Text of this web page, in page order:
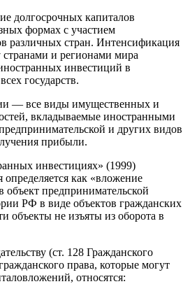
долгосрочных капиталов
формах с участием
различных стран. Интенсификация
и регионами мира
инвестиций в
государств.
— все виды имущественных и
вкладываемые иностранными
и других видов
прибыли.
инвестициях» (1999)
как «вложение
объект предпринимательской
РФ в виде объектов гражданских
объекты не изъяты из оборота в
(ст. 128 Гражданского
права, которые могут
относятся: